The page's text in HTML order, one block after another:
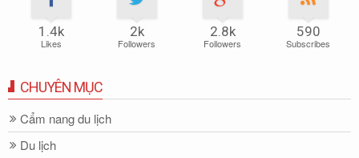
1.4k
Likes
2k
Followers
2.8k
Followers
590
Subscribes
CHUYÊN MỤC
Cẩm nang du lịch
Du lịch